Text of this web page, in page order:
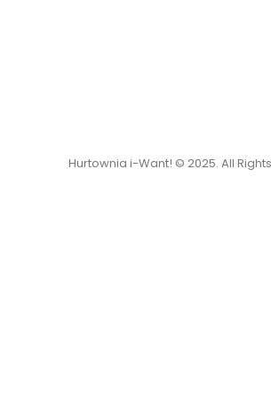
Hurtownia i-Want! © 2025. All